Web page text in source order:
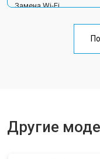
Замена Wi-Fi
Другие